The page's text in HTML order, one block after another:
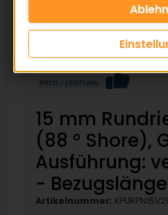
15 mm
(88 ° Shore),
Ausführung:
-
Artikelnummer: